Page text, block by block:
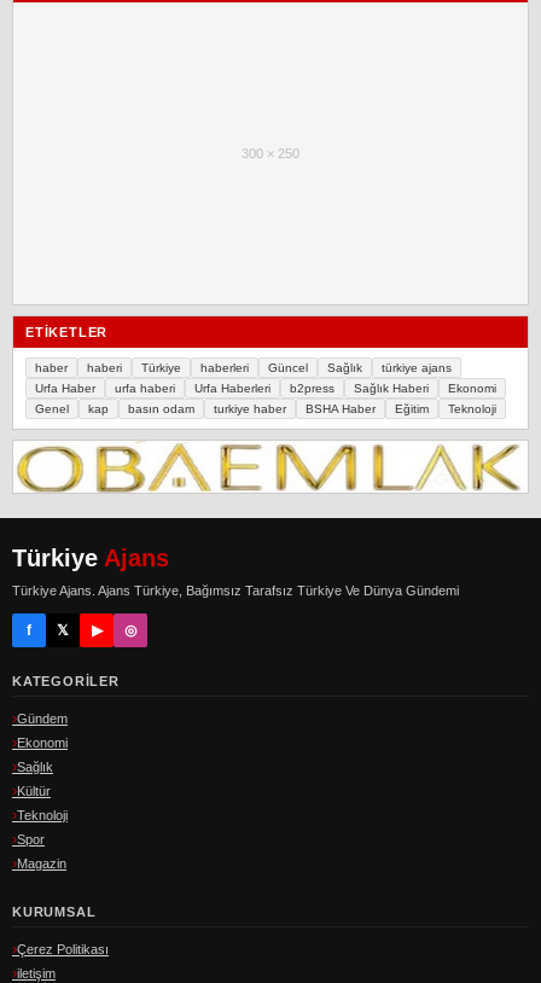
300 × 250
ETIKETLER
haber haberi Türkiye haberleri Güncel Sağlık
türkiye ajans
Urfa Haber
urfa haberi Urfa Haberleri b2press Sağlık Haberi
Ekonomi
Genel
kap basın odam turkiye haber BSHA Haber Eğitim Teknoloji
Türkiye Ajans
Türkiye Ajans. Ajans Türkiye, Bağımsız Tarafsız Türkiye Ve Dünya Gündemi
f 𝕏 ▶ ◎
KATEGORILER
Gündem
Ekonomi
Sağlık
Kültür
Teknoloji
Spor
Magazin
KURUMSAL
Çerez Politikası
iletişim